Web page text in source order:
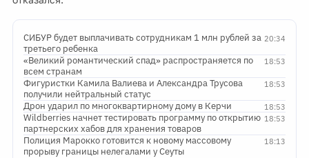
20:34
СИБУР будет выплачивать сотрудникам 1 млн рублей за
третьего ребенка
18:53
«Великий романтический спад» распространяется по
всем странам
18:53
Фигуристки Камила Валиева и Александра Трусова
получили нейтральный статус
18:53
Дрон ударил по многоквартирному дому в Керчи
18:53
Wildberries начнет тестировать программу по открытию
партнерских хабов для хранения товаров
18:13
Полиция Марокко готовится к новому массовому
прорыву границы нелегалами у Сеуты